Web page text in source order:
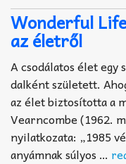
Wonderful
az életről
A csodálatos élet egy
dalként született.
az élet biztosította a
Vearncombe (1962.
nyilatkozata: „1985
anyámnak súlyos …